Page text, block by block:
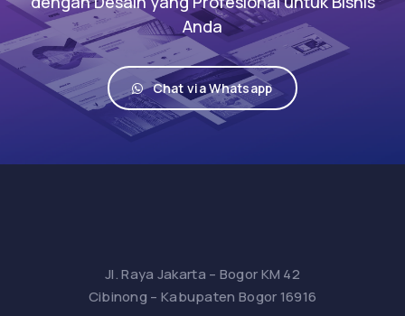
Anda
Chat via Whatsapp
Jl. Raya Jakarta – Bogor KM 42
Cibinong – Kabupaten Bogor 16916